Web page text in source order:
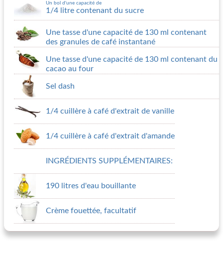
Un bol d'une capacité de
1/4 litre contenant du sucre
Une tasse d'une capacité de 130 ml contenant
des granules de café instantané
Une tasse d'une capacité de 130 ml contenant du
cacao au four
Sel dash
1/4 cuillère à café d'extrait de vanille
1/4 cuillère à café d'extrait d'amande
INGRÉDIENTS SUPPLÉMENTAIRES:
190 litres d'eau bouillante
Crème fouettée, facultatif